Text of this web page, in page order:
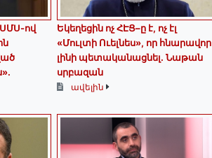
ով
Եկեղեցին ոչ ՀԷՑ–ը է, ոչ էլ
«Մուլտի Ուելնես», որ հնարավոր
լինի պետականացնել. Նաթան
սրբազան
ավելին